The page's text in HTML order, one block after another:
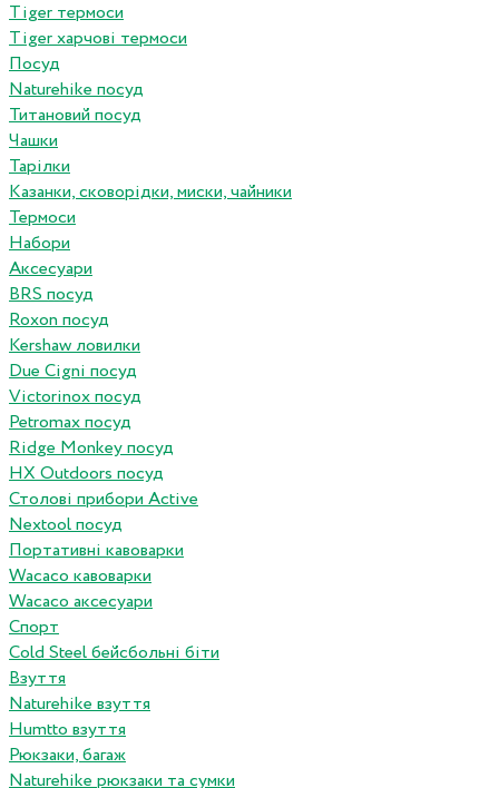
Tiger термоси
Tiger харчові термоси
Посуд
Naturehike посуд
Титановий посуд
Чашки
Тарілки
Казанки, сковорідки, миски, чайники
Термоси
Набори
Аксесуари
BRS посуд
Roxon посуд
Kershaw ловилки
Due Cigni посуд
Victorinox посуд
Petromax посуд
Ridge Monkey посуд
HX Outdoors посуд
Столові прибори Active
Nextool посуд
Портативні кавоварки
Wacaco кавоварки
Wacaco аксесуари
Спорт
Cold Steel бейсбольні біти
Взуття
Naturehike взуття
Humtto взуття
Рюкзаки, багаж
Naturehike рюкзаки та сумки